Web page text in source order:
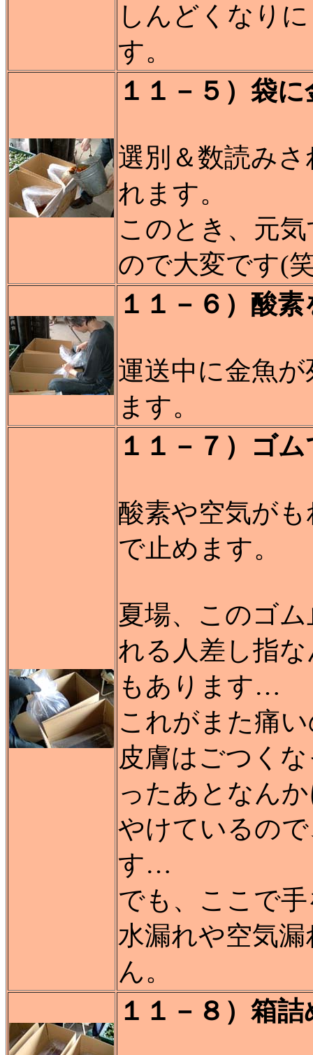
しんどくなり
す。
１１－５）袋
選別＆数読み
れます。
このとき、元
ので大変です(
１１－６）酸
運送中に金魚
ます。
１１－７）ゴ
酸素や空気が
で止めます。
夏場、このゴ
れる人差し指
もあります…
これがまた痛
皮膚はごつく
ったあとなん
やけているの
す…
でも、ここで
水漏れや空気
ん。
１１－８）箱詰